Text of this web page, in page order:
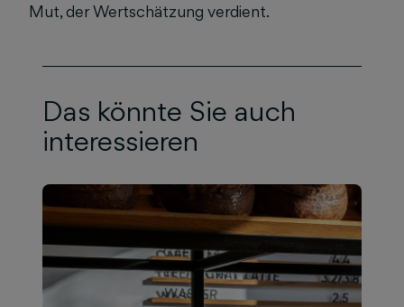
Mut, der Wertschätzung verdient.
Das könnte Sie auch
interessieren